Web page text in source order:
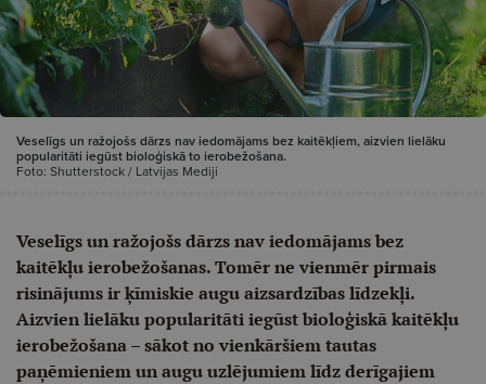
Veselīgs un ražojošs dārzs nav iedomājams bez kaitēkļiem, aizvien lielāku
popularitāti iegūst bioloģiskā to ierobežošana.
Foto: Shutterstock / Latvijas Mediji
Veselīgs un ražojošs dārzs nav iedomājams bez
kaitēkļu ierobežošanas. Tomēr ne vienmēr pirmais
risinājums ir ķīmiskie augu aizsardzības līdzekļi.
Aizvien lielāku popularitāti iegūst bioloģiskā kaitēkļu
ierobežošana – sākot no vienkāršiem tautas
paņēmieniem un augu uzlējumiem līdz derīgajiem